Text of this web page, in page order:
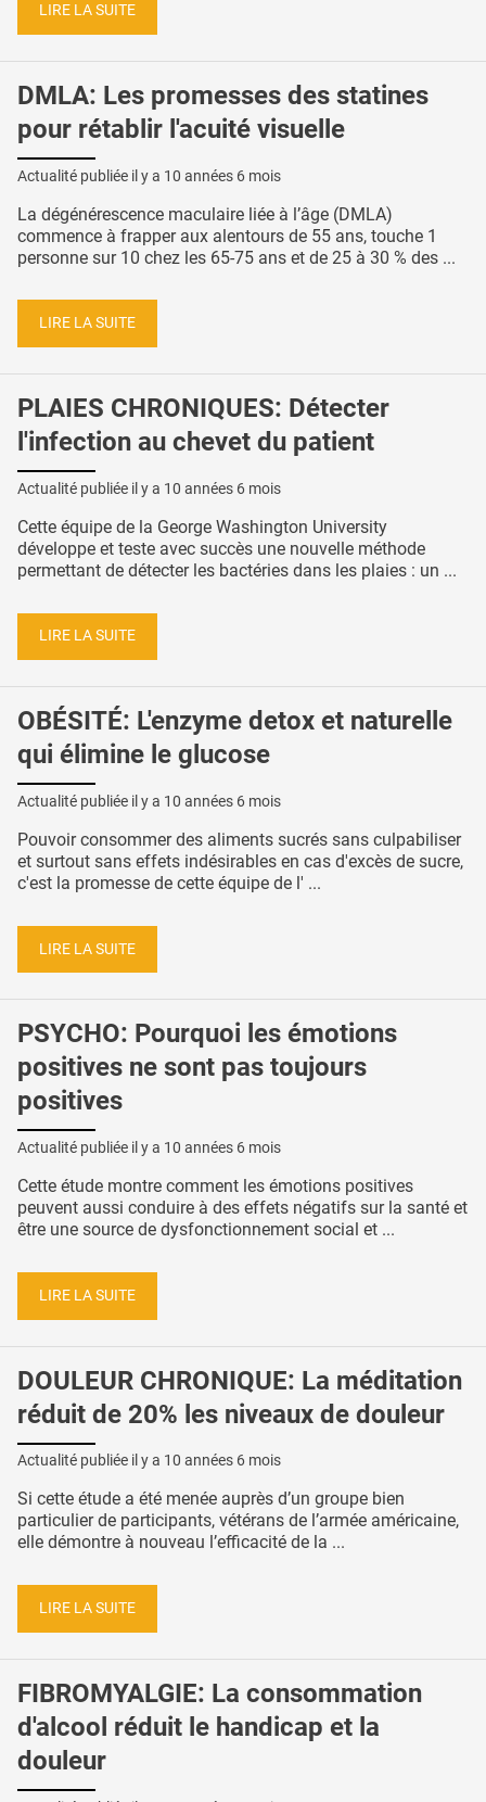
LIRE LA SUITE
DMLA: Les promesses des statines
pour rétablir l'acuité visuelle
Actualité publiée il y a 10 années 6 mois
La dégénérescence maculaire liée à l’âge (DMLA)
commence à frapper aux alentours de 55 ans, touche 1
personne sur 10 chez les 65-75 ans et de 25 à 30 % des ...
LIRE LA SUITE
PLAIES CHRONIQUES: Détecter
l'infection au chevet du patient
Actualité publiée il y a 10 années 6 mois
Cette équipe de la George Washington University
développe et teste avec succès une nouvelle méthode
permettant de détecter les bactéries dans les plaies : un ...
LIRE LA SUITE
OBÉSITÉ: L'enzyme detox et naturelle
qui élimine le glucose
Actualité publiée il y a 10 années 6 mois
Pouvoir consommer des aliments sucrés sans culpabiliser
et surtout sans effets indésirables en cas d'excès de sucre,
c'est la promesse de cette équipe de l' ...
LIRE LA SUITE
PSYCHO: Pourquoi les émotions
positives ne sont pas toujours
positives
Actualité publiée il y a 10 années 6 mois
Cette étude montre comment les émotions positives
peuvent aussi conduire à des effets négatifs sur la santé et
être une source de dysfonctionnement social et ...
LIRE LA SUITE
DOULEUR CHRONIQUE: La méditation
réduit de 20% les niveaux de douleur
Actualité publiée il y a 10 années 6 mois
Si cette étude a été menée auprès d’un groupe bien
particulier de participants, vétérans de l’armée américaine,
elle démontre à nouveau l’efficacité de la ...
LIRE LA SUITE
FIBROMYALGIE: La consommation
d'alcool réduit le handicap et la
douleur